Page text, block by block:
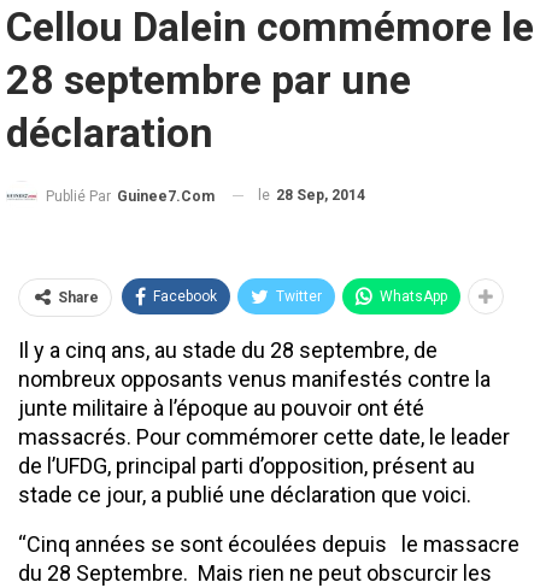
Cellou Dalein commémore le
28 septembre par une
déclaration
Publié Par Guinee7.com le 28 Sep, 2014
Share Facebook Twitter WhatsApp
Il y a cinq ans, au stade du 28 septembre, de
nombreux opposants venus manifestés contre la
junte militaire à l’époque au pouvoir ont été
massacrés. Pour commémorer cette date, le leader
de l’UFDG, principal parti d’opposition, présent au
stade ce jour, a publié une déclaration que voici.
‘‘Cinq années se sont écoulées depuis le massacre
du 28 Septembre. Mais rien ne peut obscurcir les